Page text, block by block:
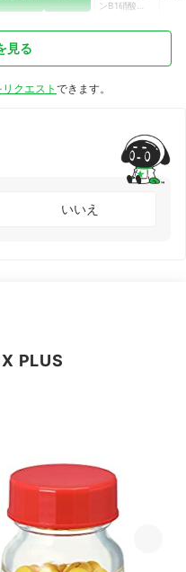
ルカルシウム
ム（ビタミン
ンB1硝酸塩、
ン酸エステ
見る
クエスト できます。
いいえ
PLUS